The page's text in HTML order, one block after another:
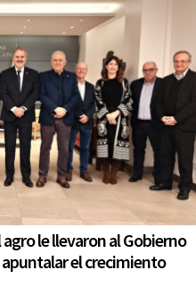
le llevaron al Gobierno
el crecimiento